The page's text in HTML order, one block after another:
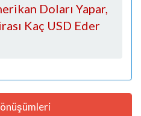
Doları Yapar,
Kaç USD Eder